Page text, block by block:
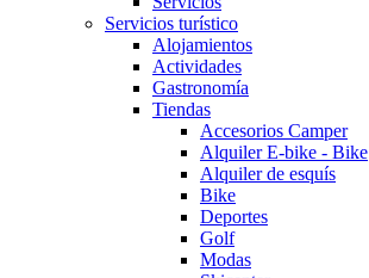
Servicios turístico
Alojamientos
Actividades
Gastronomía
Tiendas
Accesorios Camper
Alquiler E-bike - Bike
Alquiler de esquís
Bike
Deportes
Golf
Modas